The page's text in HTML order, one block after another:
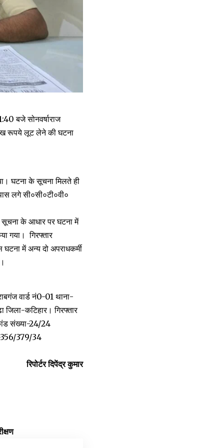
बजे सोनवर्षाराज
रूपये लूट लेने की घटना
घटना के सूचना मिलते ही
लगे सी०सी०टी०वी०
सूचना के आधार पर घटना में
गया। गिरफ्तार
घटना में अन्य दो अपराधकर्मी
वार्ड नं0-01 थाना-
जिला-कटिहार। गिरफ्तार
संख्या-24/24
356/379/34
रिपोर्टर दिपेंद्र कुमार